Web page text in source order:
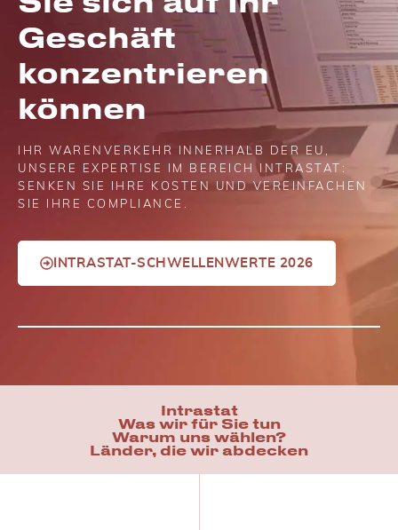
Geschäft
konzentrieren
können
IHR WARENVERKEHR INNERHALB DER EU,
UNSERE EXPERTISE IM BEREICH INTRASTAT:
SENKEN SIE IHRE KOSTEN UND VEREINFACHEN
SIE IHRE COMPLIANCE.
INTRASTAT-SCHWELLENWERTE 2026
Intrastat
Was wir für Sie tun
Warum uns wählen?
Länder, die wir abdecken